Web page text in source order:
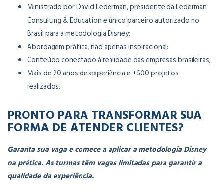
Ministrado por David Lederman, presidente da Lederman
Consulting & Education e único parceiro autorizado no
Brasil para a metodologia Disney;
Abordagem prática, não apenas inspiracional;
Conteúdo conectado à realidade das empresas brasileiras;
Mais de 20 anos de experiência e +500 projetos
realizados.
PRONTO PARA TRANSFORMAR SUA
FORMA DE ATENDER CLIENTES?
Garanta sua vaga e comece a aplicar a metodologia Disney
na prática.As turmas têm vagas limitadas para garantir a
qualidade da experiência.